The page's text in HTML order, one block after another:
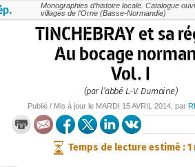
Monographies d’histoire locale. Catalogue
villages de l’Orne (Basse-Normandie)
TINCHEBRAY et sa
Au bocage
Vol. I
(par l’abbé L.-V. Dumaine)
Publié / Mis à jour le MARDI 15 AVRIL 2014 , par
Temps de lecture estimé : 1